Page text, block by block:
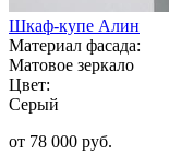
Шкаф-купе Алин
Материал фасада:
Матовое зеркало
Цвет:
Серый
от 78 000 руб.